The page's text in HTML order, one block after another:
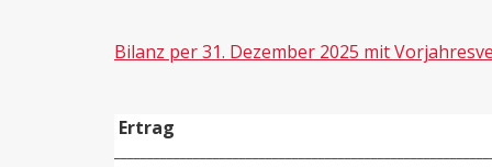
Bilanz per 31. Dezember 2025 mit
Ertrag